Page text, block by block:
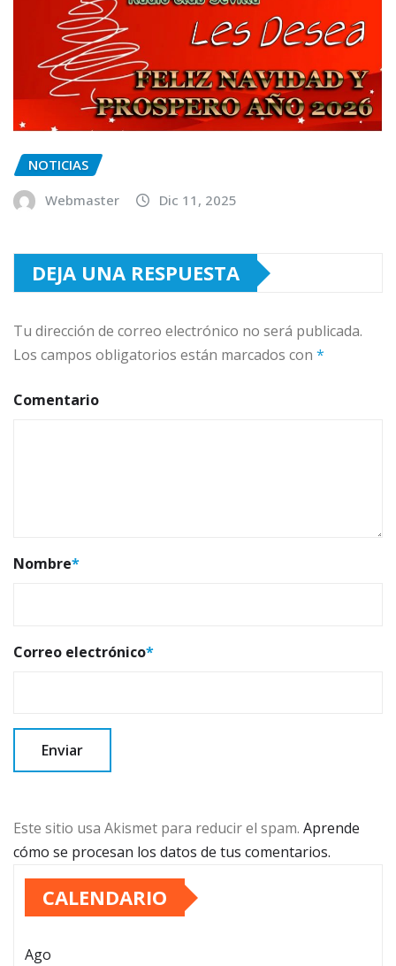
NOTICIAS
Webmaster
Dic 11, 2025
DEJA UNA RESPUESTA
Tu dirección de correo electrónico no será publicada.
Los campos obligatorios están marcados con *
Comentario
Nombre*
Correo electrónico*
Este sitio usa Akismet para reducir el spam. Aprende
cómo se procesan los datos de tus comentarios.
CALENDARIO
Ago